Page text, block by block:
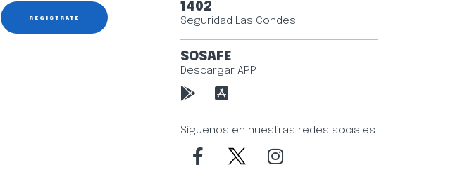
REGÍSTRATE
1402
Seguridad Las Condes
SOSAFE
Descargar APP
Síguenos en nuestras redes sociales